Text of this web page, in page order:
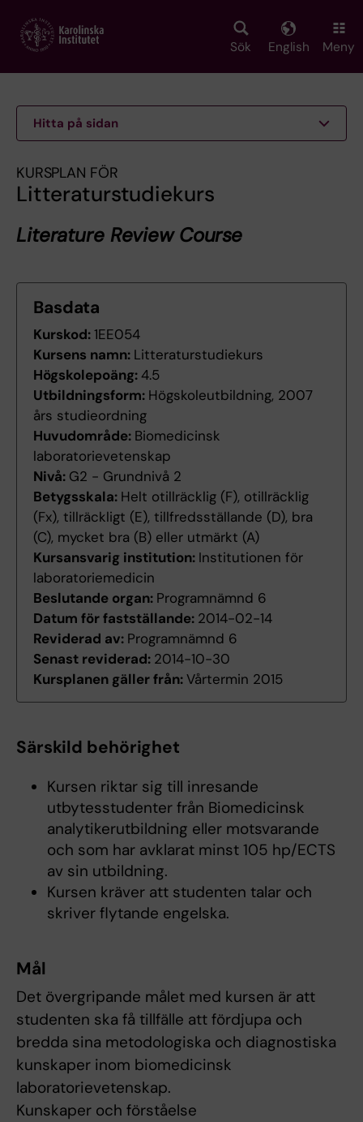
main
Sök English Meny
Hitta på sidan
KURSPLAN FÖR
Litteraturstudiekurs
Literature Review Course
Basdata
Kurskod:1EE054
Kursens namn: Litteraturstudiekurs
Högskolepoäng:4.5
Utbildningsform: Högskoleutbildning, 2007
års studieordning
Huvudområde: Biomedicinsk
laboratorievetenskap
Nivå: G2 - Grundnivå 2
Betygsskala: Helt otillräcklig (F), otillräcklig
(Fx), tillräckligt (E), tillfredsställande (D), bra
(C), mycket bra (B) eller utmärkt (A)
Kursansvarig institution: Institutionen för
laboratoriemedicin
Beslutande organ: Programnämnd 6
Datum för fastställande: 2014-02-14
Reviderad av: Programnämnd 6
Senast reviderad: 2014-10-30
Kursplanen gäller från:Vårtermin 2015
Särskild behörighet
Kursen riktar sig till inresande
utbytesstudenter från Biomedicinsk
analytikerutbildning eller motsvarande
och som har avklarat minst 105 hp/ECTS
av sin utbildning.
Kursen kräver att studenten talar och
skriver flytande engelska.
Mål
Det övergripande målet med kursen är att
studenten ska få tillfälle att fördjupa och
bredda sina metodologiska och diagnostiska
kunskaper inom biomedicinsk
laboratorievetenskap.
Kunskaper och förståelse